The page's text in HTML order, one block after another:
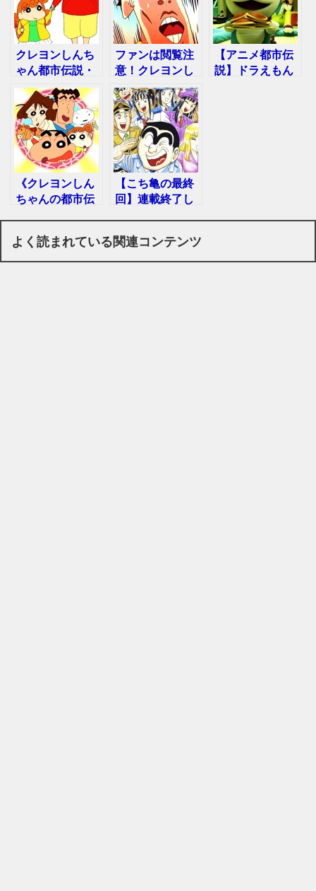
クレヨンしんち
ゃん都市伝説・
作者の死因と裏
の顔が明らかに
ファンは閲覧注
意！クレヨンし
んちゃんの裏設
定を暴いてみた
【アニメ都市伝
説】ドラえもん
《クレヨンしん
ちゃんの都市伝
裏話
【こち亀の最終
回】連載終了し
よく読まれている関連コンテンツ